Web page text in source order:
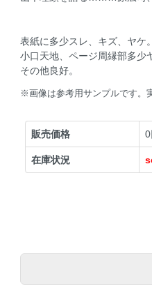
表紙に多少スレ、キズ、ヤケ。
小口天地、ページ周縁部多少
その他良好。
※画像は参考用サンプルです。
販売価格
在庫状況